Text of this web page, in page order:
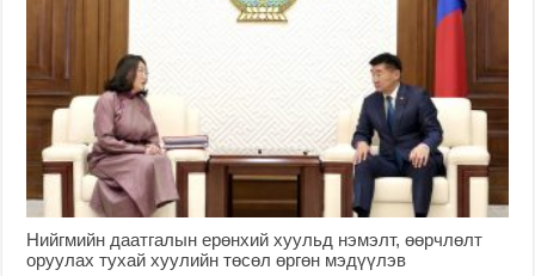
Нийгмийн даатгалын ерөнхий хуульд нэмэлт, өөрчлөлт
оруулах тухай хуулийн төсөл өргөн мэдүүлэв